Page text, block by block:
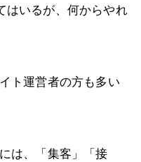
はいるが、何からやれ
ト運営者の方も多い
は、「集客」「接